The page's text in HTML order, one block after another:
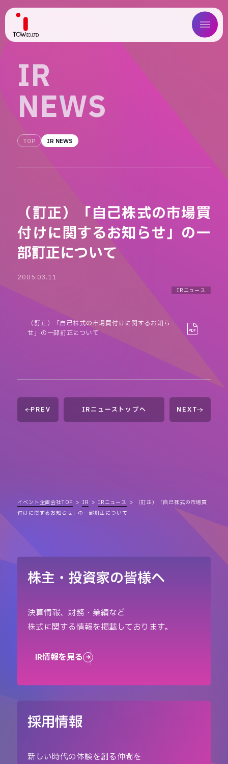
ABOUT US
WORKS
COMPANY
IR
IR
NEWS
TOP IR NEWS
（訂正）「自己株式の市場買
付けに関するお知らせ」の一
部訂正について
2005.03.11
IRニュース
（訂正）「自己株式の市場買付けに関するお知ら
せ」の一部訂正について
PREV IRニューストップへ NEXT
イベント企画会社TOP IR IRニュース
（訂正）「自己株式の市場買
付けに関するお知らせ」の一部訂正について
株主・投資家の皆様へ
決算情報、財務・業績など
株式に関する情報を掲載しております。
IR情報を見る
採用情報
新しい時代の体験を創る仲間を